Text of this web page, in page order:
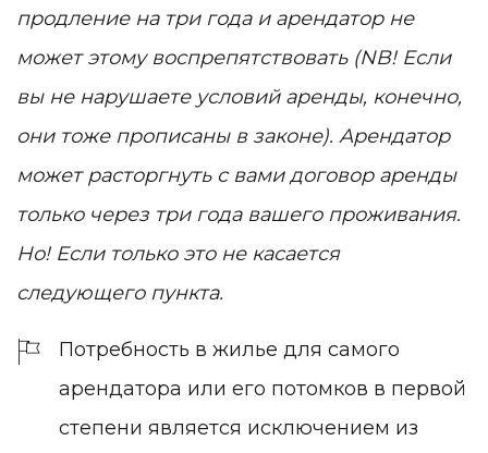
продление на три года и арендатор не
может этому воспрепятствовать (NB! Если
вы не нарушаете условий аренды, конечно,
они тоже прописаны в законе). Арендатор
может расторгнуть с вами договор аренды
только через три года вашего проживания.
Но! Если только это не касается
следующего пункта.
Потребность в жилье для самого
арендатора или его потомков в первой
степени является исключением из